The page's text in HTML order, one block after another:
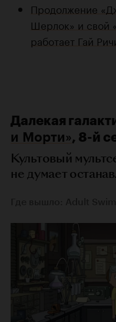
Продолжение
Шерлок» и свой
работает Гай
Далекая
и Морти», 8-й
Культовый
не думает